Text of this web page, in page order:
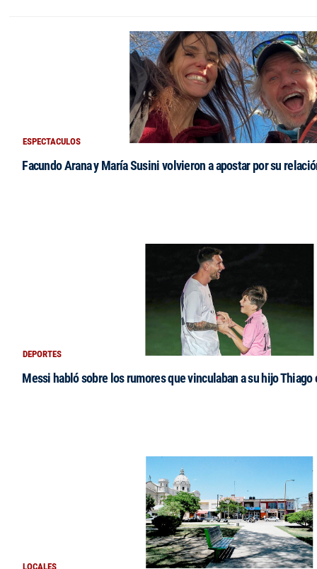
ESPECTACULOS
Facundo Arana y María Susini volvieron a apostar por su
DEPORTES
Messi habló sobre los rumores que vinculaban a su hijo Thiago
LOCALES